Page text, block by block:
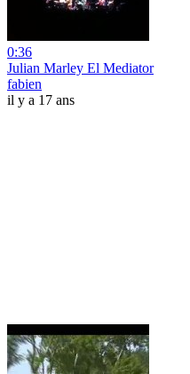
0:36
Julian Marley El Mediator
fabien
il y a 17 ans